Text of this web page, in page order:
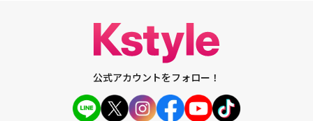
公式アカウントをフォロー！